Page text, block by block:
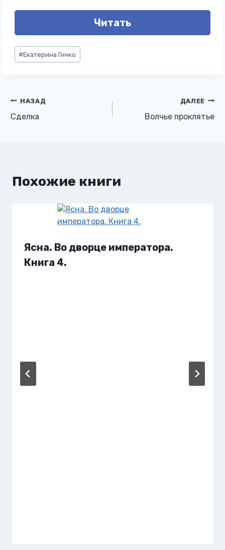
Читать
Метки
записи:
#Екатерина Гичко
Навигация
по
НАЗАД
Сделка
ДАЛЕЕ
Волчье проклятье
Похожие книги
Ясна. Во дворце императора.
Книга 4.